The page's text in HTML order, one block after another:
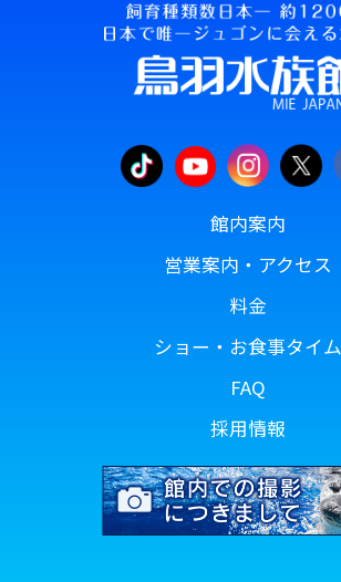
館内案内
営業案内・アクセス
料金
ショー・お食事タイム
FAQ
採用情報